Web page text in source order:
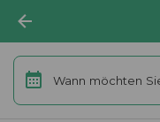
Wann möchten